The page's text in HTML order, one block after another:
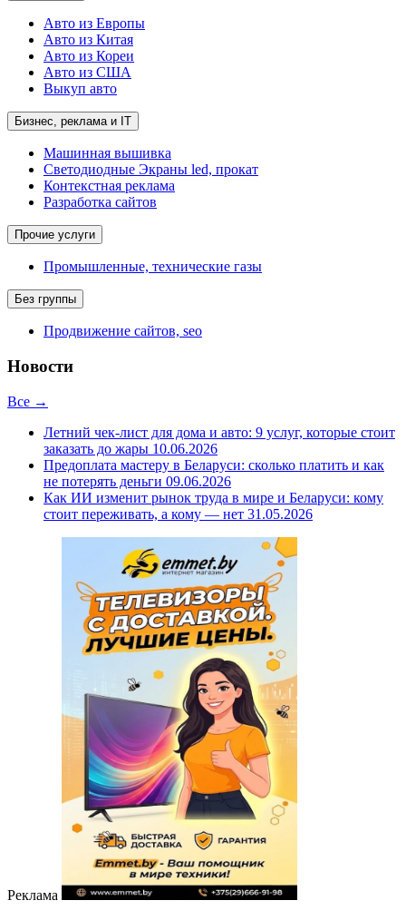
Авто из Европы
Авто из Китая
Авто из Кореи
Авто из США
Выкуп авто
Бизнес, реклама и IT
Машинная вышивка
Светодиодные Экраны led, прокат
Контекстная реклама
Разработка сайтов
Прочие услуги
Промышленные, технические газы
Без группы
Продвижение сайтов, seo
Новости
Все →
Летний чек-лист для дома и авто: 9 услуг, которые стоит
заказать до жары 10.06.2026
Предоплата мастеру в Беларуси: сколько платить и как
не потерять деньги 09.06.2026
Как ИИ изменит рынок труда в мире и Беларуси: кому
стоит переживать, а кому — нет 31.05.2026
Реклама